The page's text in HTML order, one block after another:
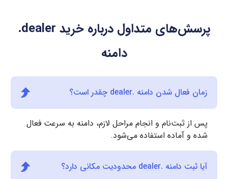
.dealer
دامنه
زمان فعال شدن دامنه .dealer چقدر است؟
پس از ثبت‌نام و انجام مراحل لازم، دامنه به سرعت فعال
شده و آماده استفاده می‌شود.
آیا ثبت دامنه .dealer محدودیت مکانی دارد؟